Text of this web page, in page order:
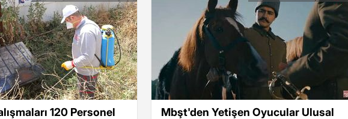
120 Personel
Mbşt'den Yetişen Oyucular Ulusal